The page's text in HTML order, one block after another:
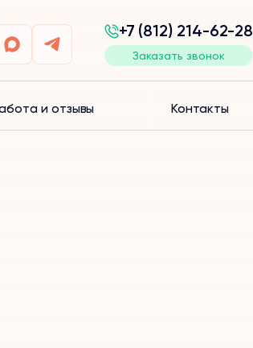
+7 (812) 214-62-28
Заказать звонок
и отзывы Контакты